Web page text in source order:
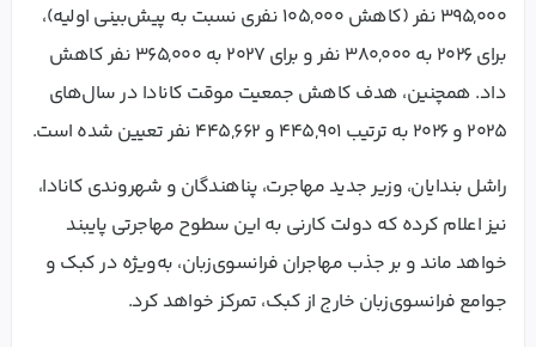
۳۹۵,۰۰۰ نفر (کاهش ۱۰۵,۰۰۰ نفری نسبت به پیش‌بینی اولیه)،
برای ۲۰۲۶ به ۳۸۰,۰۰۰ نفر و برای ۲۰۲۷ به ۳۶۵,۰۰۰ نفر کاهش
داد. همچنین، هدف کاهش جمعیت موقت کانادا در سال‌های
۲۰۲۵ و ۲۰۲۶ به ترتیب ۴۴۵,۹۰۱ و ۴۴۵,۶۶۲ نفر تعیین شده است.
راشل بندایان، وزیر جدید مهاجرت، پناهندگان و شهروندی کانادا،
نیز اعلام کرده که دولت کارنی به این سطوح مهاجرتی پایبند
خواهد ماند و بر جذب مهاجران فرانسوی‌زبان، به‌ویژه در کبک و
جوامع فرانسوی‌زبان خارج از کبک، تمرکز خواهد کرد.